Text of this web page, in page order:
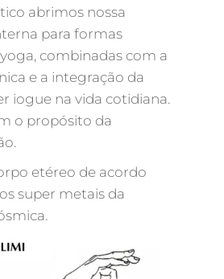
abrimos nossa
para formas
combinadas com a
e a integração da
iogue na vida cotidiana.
o propósito da
etéreo de acordo
super metais da